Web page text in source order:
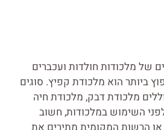
של מלכודות חולדות ועכברים
ביותר הוא מלכודת קפיץ. סוגים
מלכודת דבק, מלכודת חיה
השימוש במלכודות, חשוב